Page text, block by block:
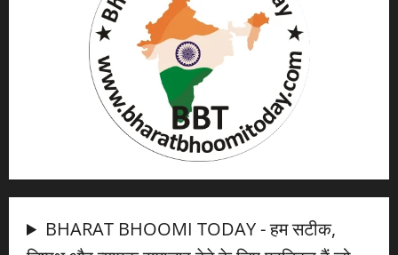
BHARAT BHOOMI TODAY - हम सटीक,